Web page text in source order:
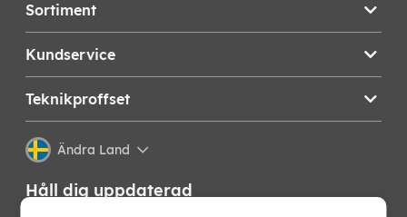
Sortiment
Kundservice
Teknikproffset
Ändra Land
Håll dig uppdaterad